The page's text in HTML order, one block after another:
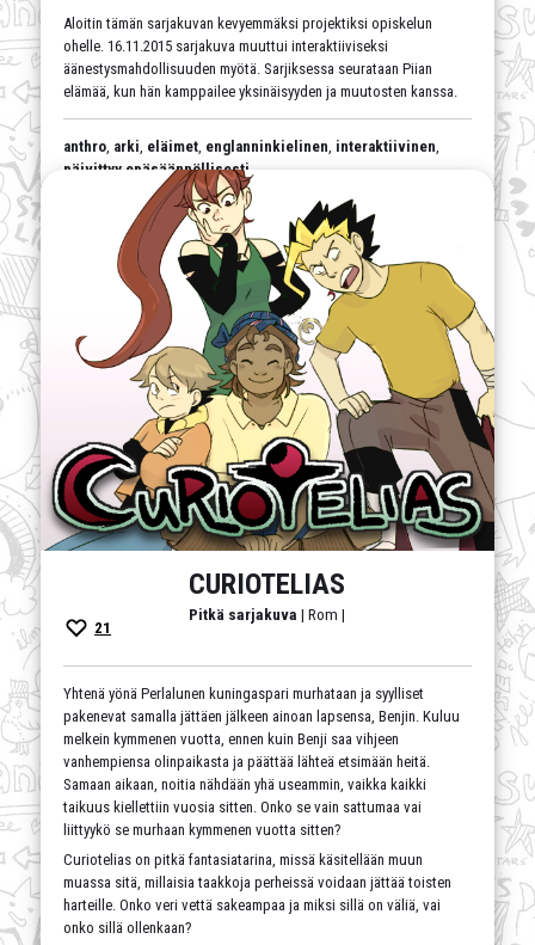
Aloitin tämän sarjakuvan kevyemmäksi projektiksi opiskelun
ohelle. 16.11.2015 sarjakuva muuttui interaktiiviseksi
äänestysmahdollisuuden myötä. Sarjiksessa seurataan Piian
elämää, kun hän kamppailee yksinäisyyden ja muutosten kanssa.
anthro, arki, eläimet, englanninkielinen, interaktiivinen,
päivittyy epäsäännöllisesti
CURIOTELIAS
Pitkä sarjakuva | Rom |
21
Yhtenä yönä Perlalunen kuningaspari murhataan ja syylliset
pakenevat samalla jättäen jälkeen ainoan lapsensa, Benjin. Kuluu
melkein kymmenen vuotta, ennen kuin Benji saa vihjeen
vanhempiensa olinpaikasta ja päättää lähteä etsimään heitä.
Samaan aikaan, noitia nähdään yhä useammin, vaikka kaikki
taikuus kiellettiin vuosia sitten. Onko se vain sattumaa vai
liittyykö se murhaan kymmenen vuotta sitten?
Curiotelias on pitkä fantasiatarina, missä käsitellään muun
muassa sitä, millaisia taakkoja perheissä voidaan jättää toisten
harteille. Onko veri vettä sakeampaa ja miksi sillä on väliä, vai
onko sillä ollenkaan?